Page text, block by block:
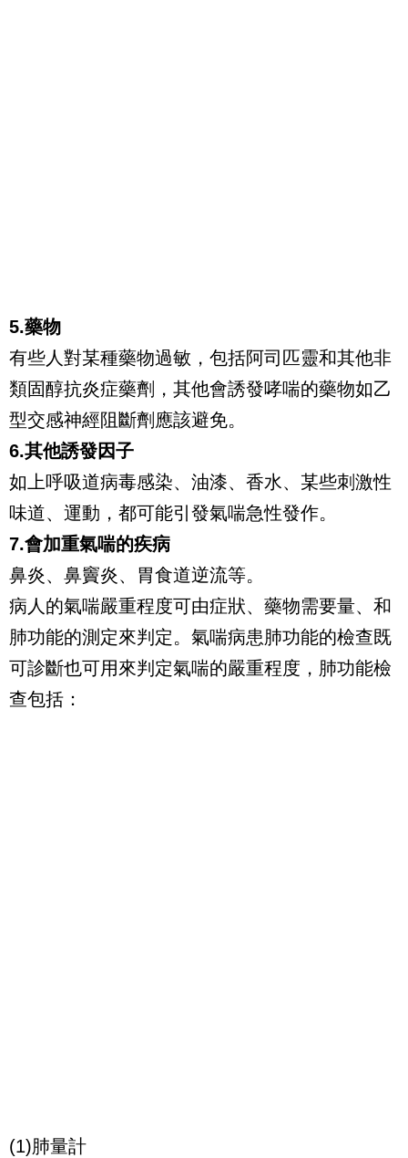
5.藥物
有些人對某種藥物過敏，包括阿司匹靈和其他非
類固醇抗炎症藥劑，其他會誘發哮喘的藥物如乙
型交感神經阻斷劑應該避免。
6.其他誘發因子
如上呼吸道病毒感染、油漆、香水、某些刺激性
味道、運動，都可能引發氣喘急性發作。
7.會加重氣喘的疾病
鼻炎、鼻竇炎、胃食道逆流等。
病人的氣喘嚴重程度可由症狀、藥物需要量、和
肺功能的測定來判定。氣喘病患肺功能的檢查既
可診斷也可用來判定氣喘的嚴重程度，肺功能檢
查包括：
(1)肺量計